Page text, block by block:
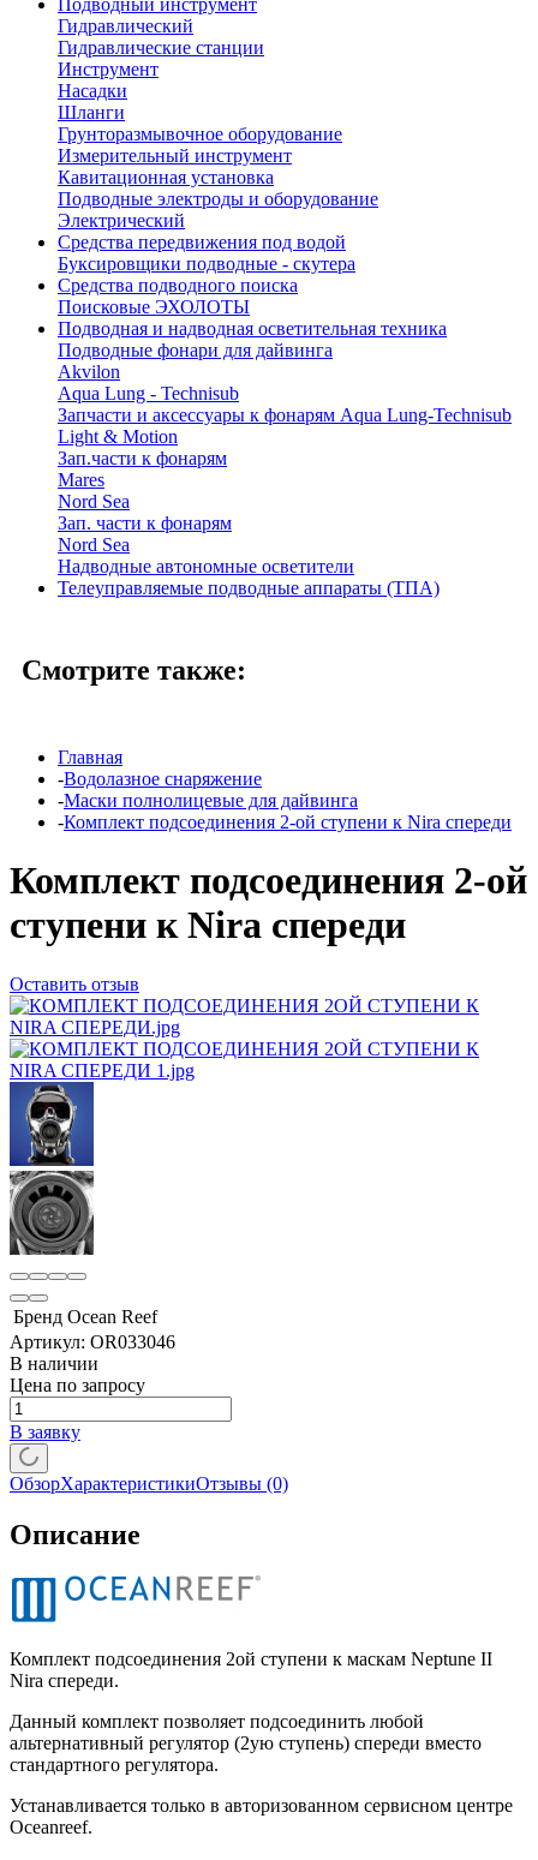
Подводный инструмент
Гидравлический
Гидравлические станции
Инструмент
Насадки
Шланги
Грунторазмывочное оборудование
Измерительный инструмент
Кавитационная установка
Подводные электроды и оборудование
Электрический
Средства передвижения под водой
Буксировщики подводные - скутера
Средства подводного поиска
Поисковые ЭХОЛОТЫ
Подводная и надводная осветительная техника
Подводные фонари для дайвинга
Akvilon
Aqua Lung - Technisub
Запчасти и аксессуары к фонарям Aqua Lung-Technisub
Light & Motion
Зап.части к фонарям
Mares
Nord Sea
Зап. части к фонарям
Nord Sea
Надводные автономные осветители
Телеуправляемые подводные аппараты (ТПА)
Смотрите также:
Главная
-Водолазное снаряжение
-Маски полнолицевые для дайвинга
-Комплект подсоединения 2-ой ступени к Nira спереди
Комплект подсоединения 2-ой
ступени к Nira спереди
Оставить отзыв
Бренд Ocean Reef
Артикул: OR033046
В наличии
Цена по запросу
В заявку
ОбзорХарактеристикиОтзывы (0)
Описание
Комплект подсоединения 2ой ступени к маскам Neptune II
Nira спереди.
Данный комплект позволяет подсоединить любой
альтернативный регулятор (2ую ступень) спереди вместо
стандартного регулятора.
Устанавливается только в авторизованном сервисном центре
Oceanreef.